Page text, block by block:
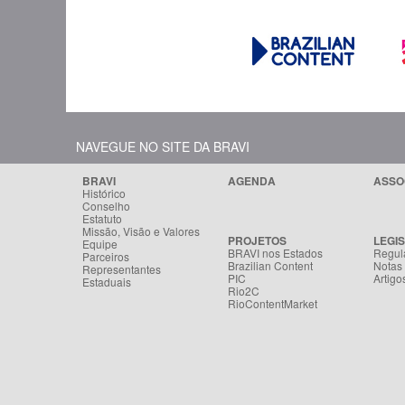
NAVEGUE NO SITE DA BRAVI
BRAVI
Histórico
Conselho
Estatuto
Missão, Visão e Valores
Equipe
Parceiros
Representantes
Estaduais
AGENDA
PROJETOS
BRAVI nos Estados
Brazilian Content
PIC
Rio2C
RioContentMarket
Notas